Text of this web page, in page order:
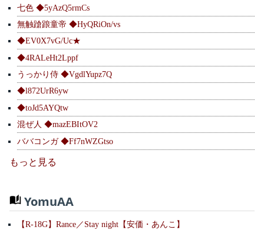
七色 ◆5yAzQ5rmCs
無触蹌踉童帝 ◆HyQRiOn/vs
◆EV0X7vG/Uc★
◆4RALeHt2Lppf
うっかり侍 ◆VgdlYupz7Q
◆l872UrR6yw
◆toJd5AYQtw
混ぜ人 ◆mazEBItOV2
ババコンガ ◆Ff7nWZGtso
もっと見る
YomuAA
【R-18G】Rance／Stay night【安価・あんこ】